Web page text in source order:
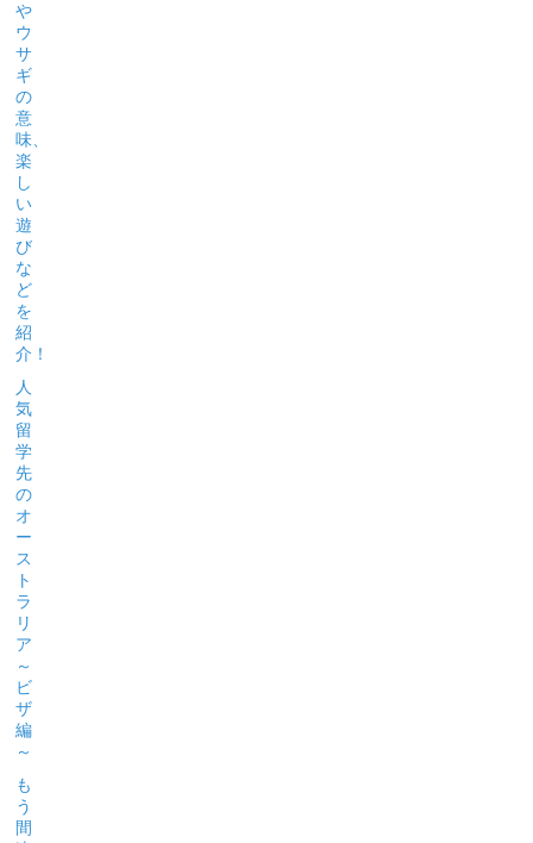
や
ウ
サ
ギ
の
意
味、
楽
し
い
遊
び
な
ど
を
紹
介！
人
気
留
学
先
の
オ
ー
ス
ト
ラ
リ
ア
～
ビ
ザ
編
～
も
う
間